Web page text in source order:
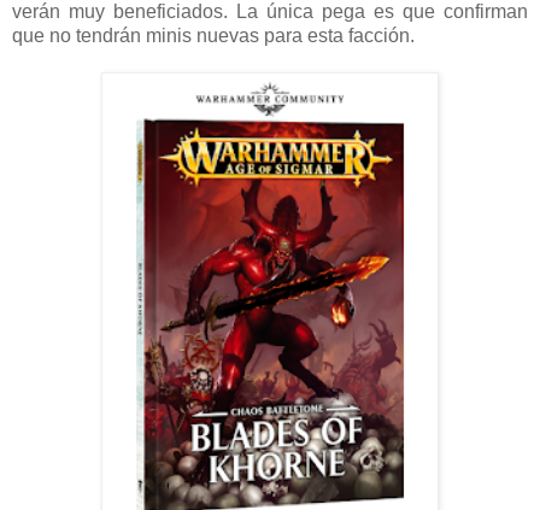
verán muy beneficiados. La única pega es que confirman
que no tendrán minis nuevas para esta facción.